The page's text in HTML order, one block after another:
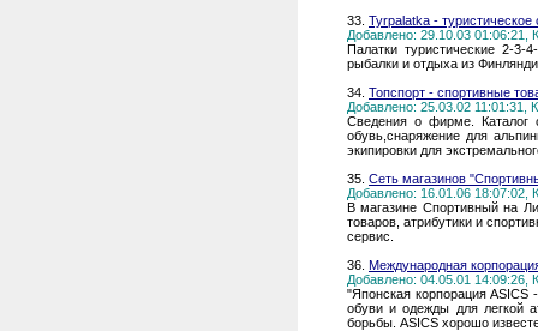
33. Tyrpalatka - туристическое
Добавлено: 29.10.03 01:06:21,
Палатки туристические 2-
рыбалки и отдыха из
34. Топспорт - спортивные
Добавлено: 25.03.02 11:01:31,
Сведения о фирме. Каталог
обувь,снаряжение для
экипировки для
35. Сеть магазинов
Добавлено: 16.01.06 18:07:02,
В магазине Спортивный на
товаров, атрибутики и
сервис.
36. Международная
Добавлено: 04.05.01 14:09:26,
"Японская корпорация ASICS
обуви и одежды для легкой
борьбы. ASICS хорошо